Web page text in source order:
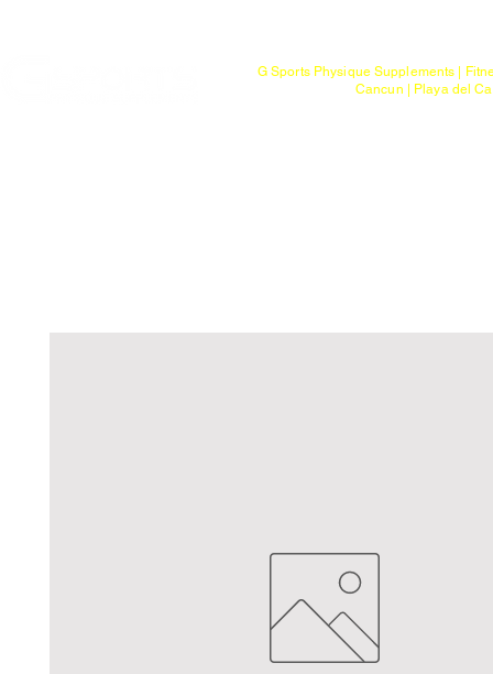
G Sports Physique Supplements |
Cancun | Playa del